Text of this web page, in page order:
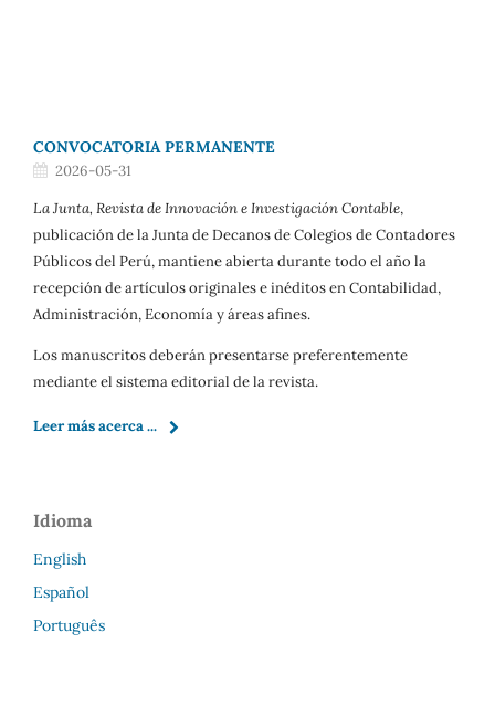
CONVOCATORIA PERMANENTE
2026-05-31
La Junta, Revista de Innovación e Investigación Contable,
publicación de la Junta de Decanos de Colegios de Contadores
Públicos del Perú, mantiene abierta durante todo el año la
recepción de artículos originales e inéditos en Contabilidad,
Administración, Economía y áreas afines.
Los manuscritos deberán presentarse preferentemente
mediante el sistema editorial de la revista.
Leer más acerca ...
Idioma
English
Español
Português